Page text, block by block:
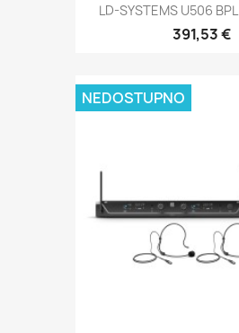
LD-SYSTEMS U506
391,53 €
NEDOSTUPNO